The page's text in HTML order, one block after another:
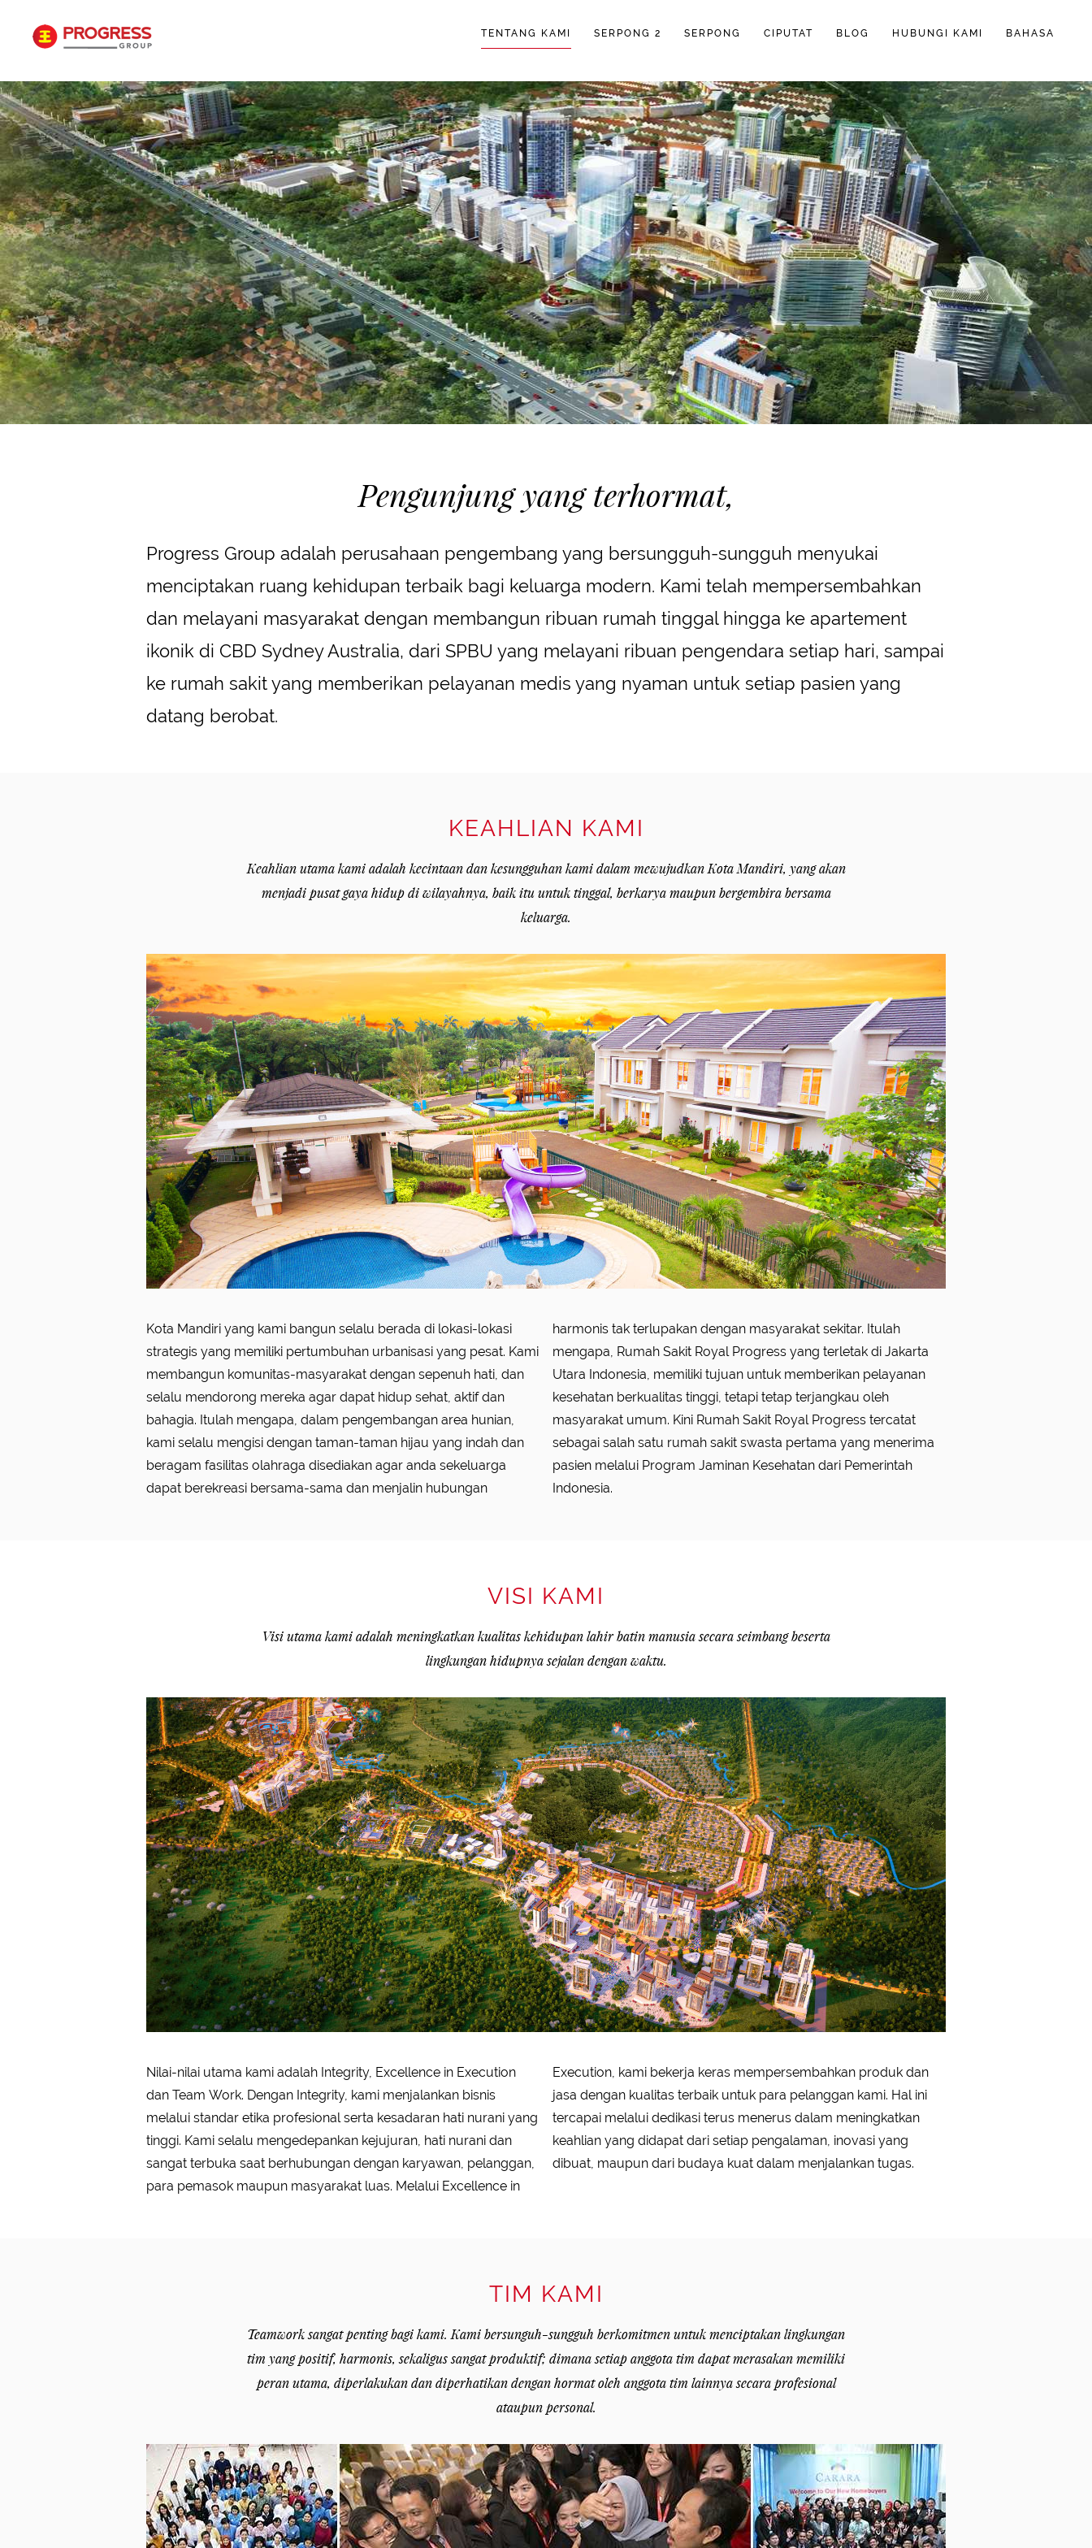
TENTANG KAMI SERPONG 2 SERPONG CIPUTAT BLOG HUBUNGI KAMI BAHASA
Pengunjung yang terhormat,
Progress Group adalah perusahaan pengembang yang bersungguh-sungguh menyukai
menciptakan ruang kehidupan terbaik bagi keluarga modern. Kami telah mempersembahkan
dan melayani masyarakat dengan membangun ribuan rumah tinggal hingga ke apartement
ikonik di CBD Sydney Australia, dari SPBU yang melayani ribuan pengendara setiap hari, sampai
ke rumah sakit yang memberikan pelayanan medis yang nyaman untuk setiap pasien yang
datang berobat.
KEAHLIAN KAMI
Keahlian utama kami adalah kecintaan dan kesungguhan kami dalam mewujudkan Kota Mandiri, yang akan
menjadi pusat gaya hidup di wilayahnya, baik itu untuk tinggal, berkarya maupun bergembira bersama
keluarga.
Kota Mandiri yang kami bangun selalu berada di lokasi-lokasi
strategis yang memiliki pertumbuhan urbanisasi yang pesat. Kami
membangun komunitas-masyarakat dengan sepenuh hati, dan
selalu mendorong mereka agar dapat hidup sehat, aktif dan
bahagia. Itulah mengapa, dalam pengembangan area hunian,
kami selalu mengisi dengan taman-taman hijau yang indah dan
beragam fasilitas olahraga disediakan agar anda sekeluarga
dapat berekreasi bersama-sama dan menjalin hubungan
harmonis tak terlupakan dengan masyarakat sekitar. Itulah
mengapa, Rumah Sakit Royal Progress yang terletak di Jakarta
Utara Indonesia, memiliki tujuan untuk memberikan pelayanan
kesehatan berkualitas tinggi, tetapi tetap terjangkau oleh
masyarakat umum. Kini Rumah Sakit Royal Progress tercatat
sebagai salah satu rumah sakit swasta pertama yang menerima
pasien melalui Program Jaminan Kesehatan dari Pemerintah
Indonesia.
VISI KAMI
Visi utama kami adalah meningkatkan kualitas kehidupan lahir batin manusia secara seimbang beserta
lingkungan hidupnya sejalan dengan waktu.
Nilai-nilai utama kami adalah Integrity, Excellence in Execution
dan Team Work. Dengan Integrity, kami menjalankan bisnis
melalui standar etika profesional serta kesadaran hati nurani yang
tinggi. Kami selalu mengedepankan kejujuran, hati nurani dan
sangat terbuka saat berhubungan dengan karyawan, pelanggan,
para pemasok maupun masyarakat luas. Melalui Excellence in
Execution, kami bekerja keras mempersembahkan produk dan
jasa dengan kualitas terbaik untuk para pelanggan kami. Hal ini
tercapai melalui dedikasi terus menerus dalam meningkatkan
keahlian yang didapat dari setiap pengalaman, inovasi yang
dibuat, maupun dari budaya kuat dalam menjalankan tugas.
TIM KAMI
Teamwork sangat penting bagi kami. Kami bersunguh-sungguh berkomitmen untuk menciptakan lingkungan
tim yang positif, harmonis, sekaligus sangat produktif; dimana setiap anggota tim dapat merasakan memiliki
peran utama, diperlakukan dan diperhatikan dengan hormat oleh anggota tim lainnya secara profesional
ataupun personal.